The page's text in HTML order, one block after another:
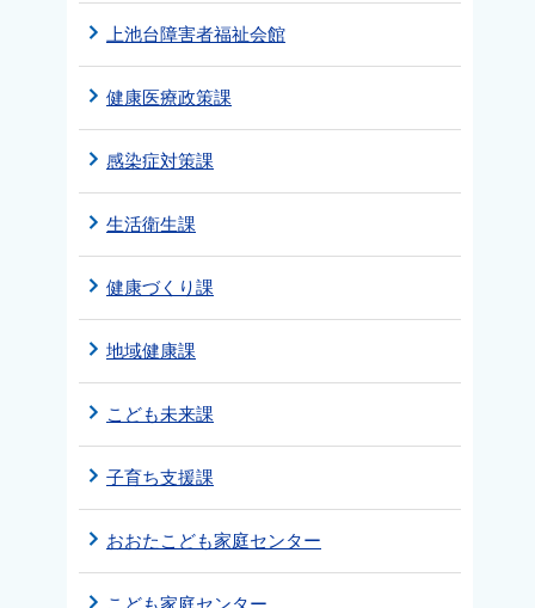
上池台障害者福祉会館
健康医療政策課
感染症対策課
生活衛生課
健康づくり課
地域健康課
こども未来課
子育ち支援課
おおたこども家庭センター
こども家庭センター